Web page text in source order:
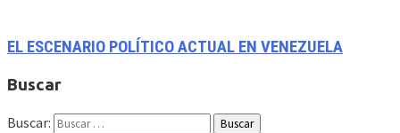
EL ESCENARIO POLÍTICO ACTUAL EN VENEZUELA
Buscar
Buscar: